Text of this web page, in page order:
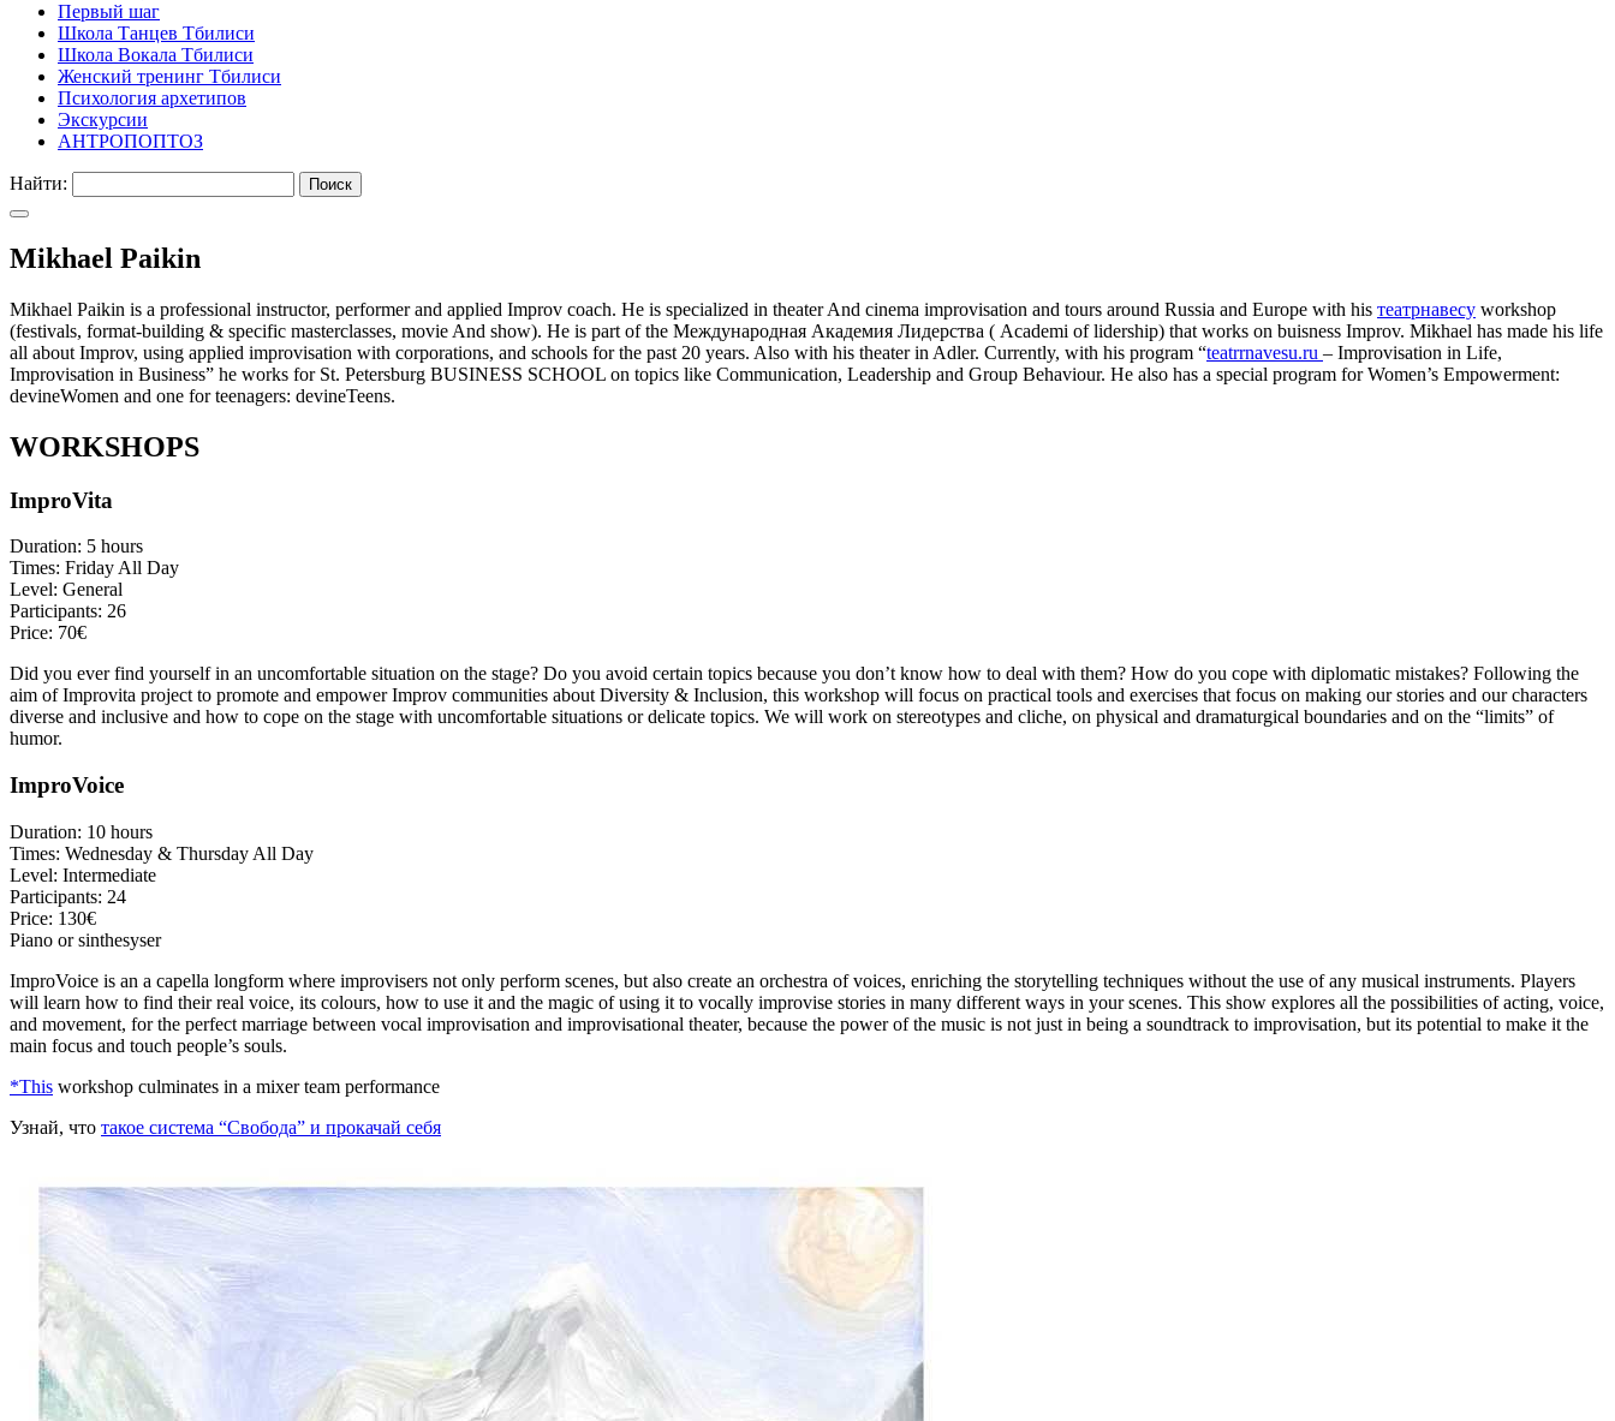
Первый шаг
Школа Танцев Тбилиси
Школа Вокала Тбилиси
Женский тренинг Тбилиси
Психология архетипов
Экскурсии
АНТРОПОПТОЗ
Найти:
Mikhael Paikin
Mikhael Paikin is a professional instructor, performer and applied Improv coach. He is specialized in theater And cinema improvisation and tours around Russia and Europe with his театрнавесу workshop
(festivals, format-building & specific masterclasses, movie And show). He is part of the Международная Академия Лидерства ( Academi of lidership) that works on buisness Improv. Mikhael has made his life
all about Improv, using applied improvisation with corporations, and schools for the past 20 years. Also with his theater in Adler. Currently, with his program “teatrrnavesu.ru – Improvisation in Life,
Improvisation in Business” he works for St. Petersburg BUSINESS SCHOOL on topics like Communication, Leadership and Group Behaviour. He also has a special program for Women’s Empowerment:
devineWomen and one for teenagers: devineTeens.
WORKSHOPS
ImproVita
Duration: 5 hours
Times: Friday All Day
Level: General
Participants: 26
Price: 70€
Did you ever find yourself in an uncomfortable situation on the stage? Do you avoid certain topics because you don’t know how to deal with them? How do you cope with diplomatic mistakes? Following the
aim of Improvita project to promote and empower Improv communities about Diversity & Inclusion, this workshop will focus on practical tools and exercises that focus on making our stories and our characters
diverse and inclusive and how to cope on the stage with uncomfortable situations or delicate topics. We will work on stereotypes and cliche, on physical and dramaturgical boundaries and on the “limits” of
humor.
ImproVoice
Duration: 10 hours
Times: Wednesday & Thursday All Day
Level: Intermediate
Participants: 24
Price: 130€
Piano or sinthesyser
ImproVoice is an a capella longform where improvisers not only perform scenes, but also create an orchestra of voices, enriching the storytelling techniques without the use of any musical instruments. Players
will learn how to find their real voice, its colours, how to use it and the magic of using it to vocally improvise stories in many different ways in your scenes. This show explores all the possibilities of acting, voice,
and movement, for the perfect marriage between vocal improvisation and improvisational theater, because the power of the music is not just in being a soundtrack to improvisation, but its potential to make it the
main focus and touch people’s souls.
*This workshop culminates in a mixer team performance
Узнай, что такое система “Свобода” и прокачай себя